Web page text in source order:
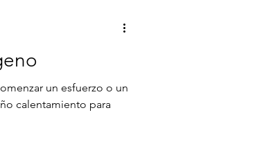
un esfuerzo o un
calentamiento para